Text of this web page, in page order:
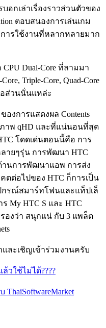
อกเล่าเรื่องราวส่วนตัวของ
ตอบสนองการเล่นเกม
ารใช้งานที่หลากหลายมาก
Dual-Core ที่ลามมา
Triple-Core, Quad-Core
ส่วนนั่นแหล่ะ
องการแสดงผล Contents
าพ qHD และที่แน่นอนที่สุด
โดดเด่นตอนนี้คือ การ
ายๆรุ่น การพัฒนา HTC
านการพัฒนาแอพ การส่ง
คตต่อไปของ HTC ก็การเป็น
กรณ์สมาร์ทโฟนและแท็ปเล็
My HTC S และ HTC
รองว่า สนุกแน่ กับ 3 แพล็ต
ละเชิญเข้าร่วมงานครับ
วใช้ไม่ได้????